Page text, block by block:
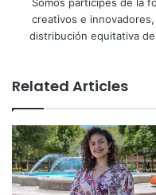
Somos partícipes de la
creativos e
distribución equitativa
Related Articles